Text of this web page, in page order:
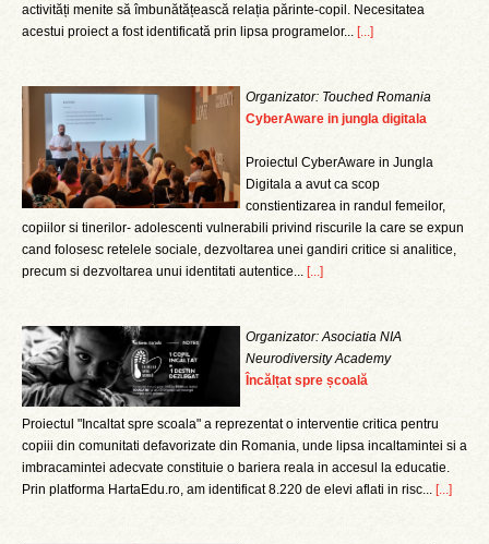
activități menite să îmbunătățească relația părinte-copil. Necesitatea
acestui proiect a fost identificată prin lipsa programelor... [...]
Organizator: Touched Romania
CyberAware in jungla digitala
Proiectul CyberAware in Jungla
Digitala a avut ca scop
constientizarea in randul femeilor,
copiilor si tinerilor- adolescenti vulnerabili privind riscurile la care se expun
cand folosesc retelele sociale, dezvoltarea unei gandiri critice si analitice,
precum si dezvoltarea unui identitati autentice... [...]
Organizator: Asociatia NIA
Neurodiversity Academy
Încălțat spre școală
Proiectul "Incaltat spre scoala" a reprezentat o interventie critica pentru
copiii din comunitati defavorizate din Romania, unde lipsa incaltamintei si a
imbracamintei adecvate constituie o bariera reala in accesul la educatie.
Prin platforma HartaEdu.ro, am identificat 8.220 de elevi aflati in risc... [...]